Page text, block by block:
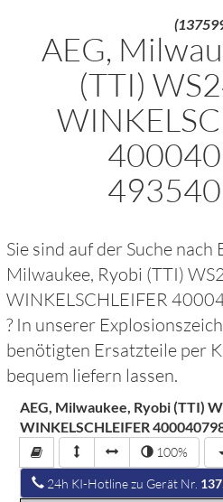
AEG,
(TTI)
Sie sind auf der Suche
Milwaukee, Ryobi (TTI)
WINKELSCHLEIFER
? In unserer
benötigten Ersatzteile per
bequem liefern lassen.
AEG, Milwaukee, Ryobi (TTI)
WINKELSCHLEIFER
100%
24h KI-Hotline zu Gerät Nr.